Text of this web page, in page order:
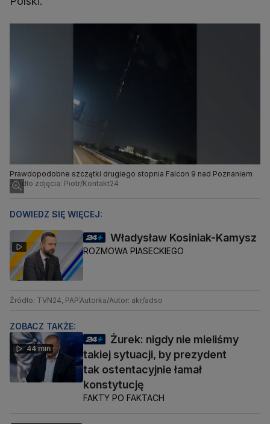
Prawdopodobne szczątki drugiego stopnia Falcon 9 nad Poznaniem
Źródło zdjęcia: Piotr/Kontakt24
DOWIEDZ SIĘ WIĘCEJ:
Władysław Kosiniak-Kamysz
ROZMOWA PIASECKIEGO
Źródło: TVN24, PAPAutorka/Autor: akr/adso
ZOBACZ TAKŻE:
44 min
Żurek: nigdy nie mieliśmy
takiej sytuacji, by prezydent
tak ostentacyjnie łamał
konstytucję
FAKTY PO FAKTACH